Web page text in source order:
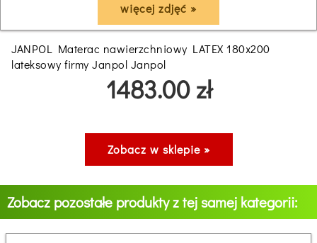
więcej zdjęć »
JANPOL Materac nawierzchniowy LATEX 180x200
lateksowy firmy Janpol Janpol
1483.00 zł
Zobacz w sklepie »
Zobacz pozostałe produkty z tej samej kategorii: